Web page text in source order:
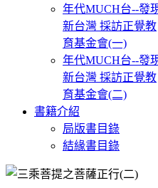
年代MUCH台--發
新台灣 採訪正覺教
育基金會(一)
年代MUCH台--發
新台灣 採訪正覺教
育基金會(二)
書籍介紹
局版書目錄
結緣書目錄